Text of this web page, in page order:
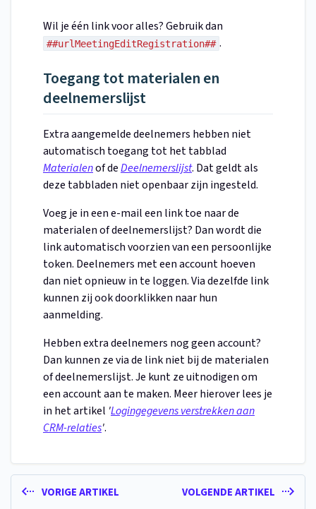
Wil je één link voor alles? Gebruik dan
##urlMeetingEditRegistration## .
Toegang tot materialen en
deelnemerslijst
Extra aangemelde deelnemers hebben niet
automatisch toegang tot het tabblad
Materialenof deDeelnemerslijst. Dat geldt als
deze tabbladen niet openbaar zijn ingesteld.
Voeg je in een e-mail een link toe naar de
materialen of deelnemerslijst? Dan wordt die
link automatisch voorzien van een persoonlijke
token. Deelnemers met een account hoeven
dan niet opnieuw in te loggen. Via dezelfde link
kunnen zij ook doorklikken naar hun
aanmelding.
Hebben extra deelnemers nog geen account?
Dan kunnen ze via de link niet bij de materialen
of deelnemerslijst. Je kunt ze uitnodigen om
een account aan te maken. Meer hierover lees je
in het artikel 'Logingegevens verstrekken aan
CRM-relaties'.
VORIGE ARTIKEL VOLGENDE ARTIKEL